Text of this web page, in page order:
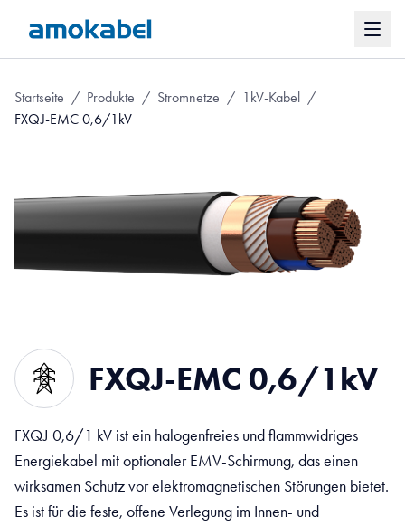
Startseite / Produkte / Stromnetze / 1kV-Kabel /
FXQJ-EMC 0,6/1kV
FXQJ-EMC 0,6/1kV
FXQJ 0,6/1 kV ist ein halogenfreies und flammwidriges
Energiekabel mit optionaler EMV-Schirmung, das einen
wirksamen Schutz vor elektromagnetischen Störungen bietet.
Es ist für die feste, offene Verlegung im Innen- und